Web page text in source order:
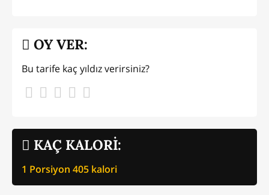
KAÇ KALORİ:
1 Porsiyon 405 kalori
OY VER:
Bu tarife kaç yıldız verirsiniz?